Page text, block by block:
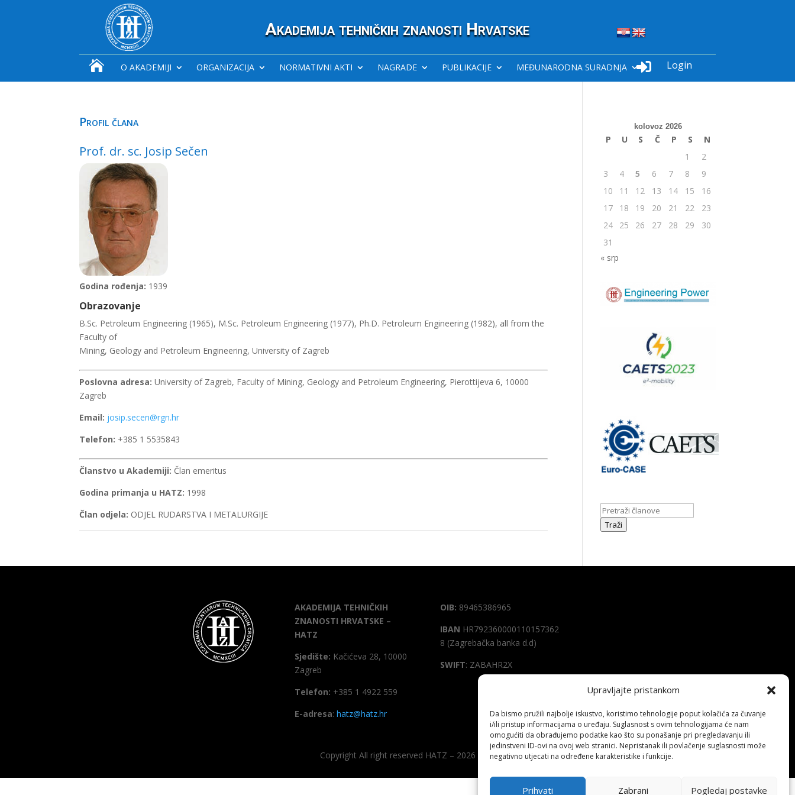
Upravljajte pristankom
Da bismo pružili najbolje iskustvo, koristimo tehnologije poput kolačića za čuvanje
i/ili pristup informacijama o uređaju. Suglasnost s ovim tehnologijama će nam
omogućiti da obrađujemo podatke kao što su ponašanje pri pregledavanju ili
jedinstveni ID-ovi na ovoj web stranici. Nepristanak ili povlačenje suglasnosti može
negativno utjecati na određene karakteristike i funkcije.
Prihvati Zabrani Pogledaj postavke
Akademija tehničkih znanosti Hrvatske
 O AKADEMIJI ORGANIZACIJA NORMATIVNI AKTI NAGRADE PUBLIKACIJE MEĐUNARODNA SURADNJA  Login
Profil člana
Prof. dr. sc. Josip Sečen
Godina rođenja: 1939
Obrazovanje
B.Sc. Petroleum Engineering (1965), M.Sc. Petroleum Engineering (1977), Ph.D. Petroleum Engineering (1982), all from the
Faculty of
Mining, Geology and Petroleum Engineering, University of Zagreb
Poslovna adresa: University of Zagreb, Faculty of Mining, Geology and Petroleum Engineering, Pierottijeva 6, 10000
Zagreb
Email: josip.secen@rgn.hr
Telefon: +385 1 5535843
Članstvo u Akademiji: Član emeritus
Godina primanja u HATZ: 1998
Član odjela: ODJEL RUDARSTVA I METALURGIJE
kolovoz 2026
P U S Č P S
N
1
2
3
4 5 6 7 8
9
10
11 12 13 14 15
16
17
18 19 20 21 22
23
24
25 26 27 28 29
30
31
« srp
Traži
AKADEMIJA TEHNIČKIH
ZNANOSTI HRVATSKE –
HATZ
Sjedište: Kačićeva 28, 10000
Zagreb
Telefon: +385 1 4922 559
E-adresa: hatz@hatz.hr
OIB: 89465386965
IBAN HR792360000110157362
8 (Zagrebačka banka d.d)
SWIFT: ZABAHR2X
Copyright All right reserved HATZ – 2026